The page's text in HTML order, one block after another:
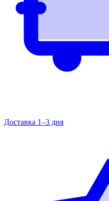
Доставка 1–3 дня